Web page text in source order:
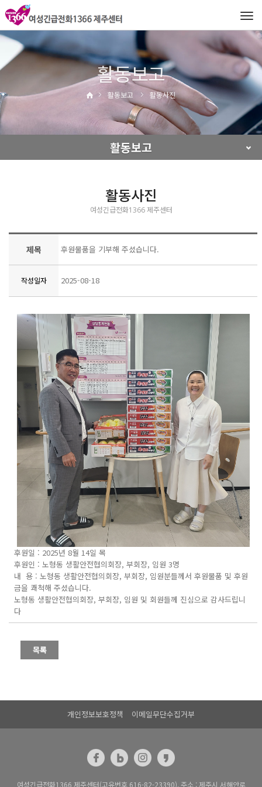
활동보고
활동보고 활동사진
활동보고
활동사진
여성긴급전화1366 제주센터
제목 후원물품을 기부해 주셨습니다.
작성일자 2025-08-18
후원일 : 2025년 8월 14일 목
후원인 : 노형동 생활안전협의회장, 부회장, 임원 3명
내 용 : 노형동 생활안전협의회장, 부회장, 임원분들께서 후원물품 및 후원
금을 쾌척해 주셨습니다.
노형동 생활안전협의회장, 부회장, 임원 및 회원들께 진심으로 감사드립니
다
개인정보보호정책 이메일무단수집거부
여성긴급전화1366 제주센터(고유번호 616-82-23390), 주소 : 제주시 서해안로